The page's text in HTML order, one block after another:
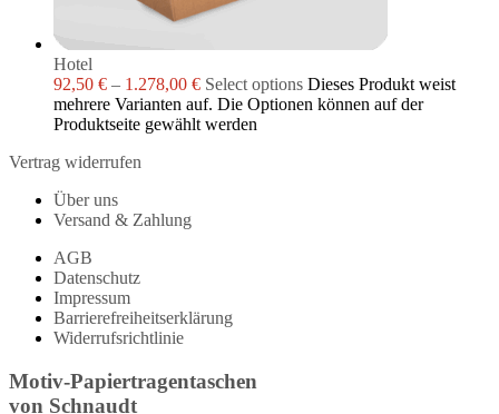
Hotel
92,50 € – 1.278,00 € Select options Dieses Produkt weist
mehrere Varianten auf. Die Optionen können auf der
Produktseite gewählt werden
Vertrag widerrufen
Über uns
Versand & Zahlung
AGB
Datenschutz
Impressum
Barrierefreiheitserklärung
Widerrufsrichtlinie
Motiv-Papiertragentaschen
von Schnaudt